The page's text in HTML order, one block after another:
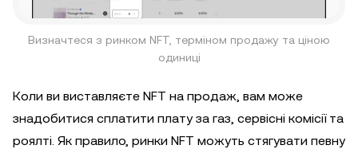
Визначтеся з ринком NFT, терміном продажу та ціною
одиниці
Коли ви виставляєте NFT на продаж, вам може
знадобитися сплатити плату за газ, сервісні комісії та
роялті. Як правило, ринки NFT можуть стягувати певну